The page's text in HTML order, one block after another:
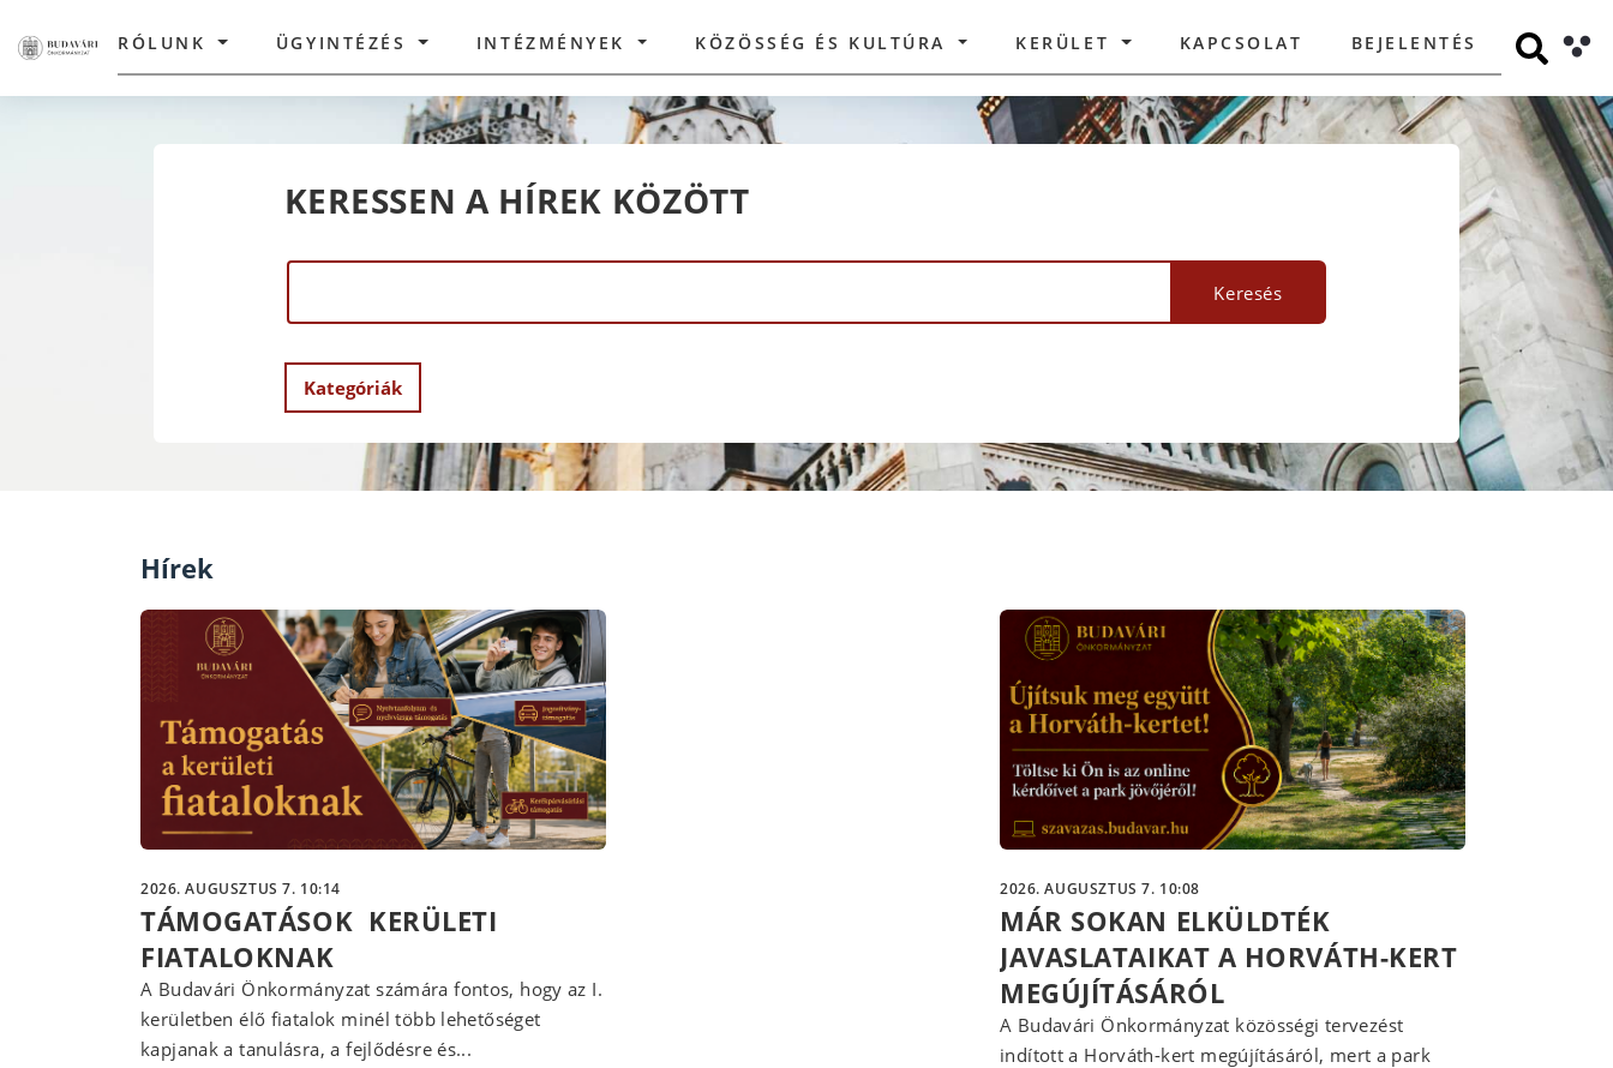
RÓLUNK ÜGYINTÉZÉS INTÉZMÉNYEK KÖZÖSSÉG ÉS KULTÚRA KERÜLET KAPCSOLAT BEJELENTÉS
KERESSEN A HÍREK KÖZÖTT
Keresés
Kategóriák
Hírek
2026. AUGUSZTUS 7. 10:14
TÁMOGATÁSOK KERÜLETI
FIATALOKNAK
A Budavári Önkormányzat számára fontos, hogy az I.
kerületben élő fiatalok minél több lehetőséget
kapjanak a tanulásra, a fejlődésre és...
2026. AUGUSZTUS 7. 10:08
MÁR SOKAN ELKÜLDTÉK
JAVASLATAIKAT A HORVÁTH-KERT
MEGÚJÍTÁSÁRÓL
A Budavári Önkormányzat közösségi tervezést
indított a Horváth-kert megújításáról, mert a park